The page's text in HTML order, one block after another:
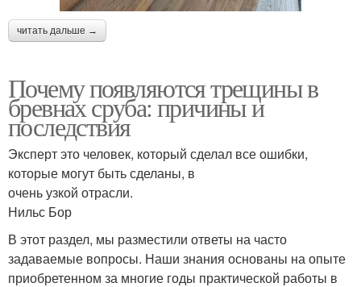
читать дальше →
Почему появляются трещины в
бревнах сруба: причины и
последствия
Эксперт это человек, который сделал все ошибки,
которые могут быть сделаны, в
очень узкой отрасли.
Нильс Бор
В этот раздел, мы разместили ответы на часто
задаваемые вопросы. Наши знания основаны на опыте
приобретенном за многие годы практической работы в